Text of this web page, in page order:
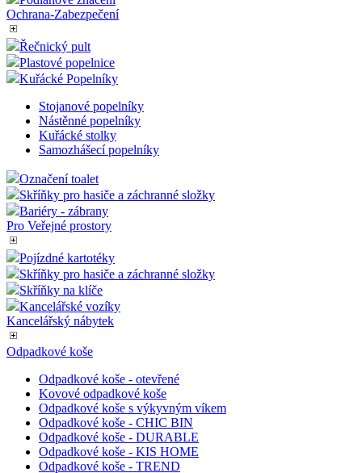
Vymezovací systém
Vymezovací lana
Páskové bariéry Basic
Podlahové značení
Ochrana-Zabezpečení
Řečnický pult
Plastové popelnice
Kuřácké Popelníky
Stojanové popelníky
Nástěnné popelníky
Samozhášecí popelníky
Označení toalet
Skříňky pro hasiče a záchranné složky
Bariéry - zábrany
Pro Veřejné prostory
Skříňky pro hasiče a záchranné složky
Skříňky na klíče
Kancelářské vozíky
Kancelářský nábytek
Odpadkové koše